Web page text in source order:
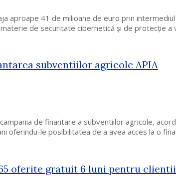
aproape 41 de milioane de euro prin
de securitate cibernetică și de protecție
subventiilor agricole APIA
de finantare a subventiilor agricole,
oferindu-le posibilitatea de a avea acces la o
oferite gratuit 6 luni pentru clientii